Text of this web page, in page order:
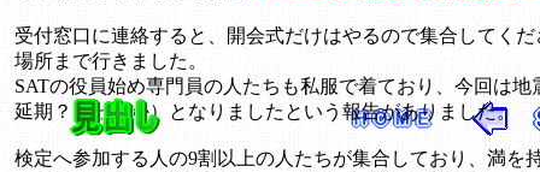
受付窓口に連絡すると、開会式だけはやるので集合してく
場所まで行きました。
SATの役員始め専門員の人たちも私服で着ており、今回は
延期？だったか）となりましたという報告がありました。
検定へ参加する人の9割以上の人たちが集合しており、満